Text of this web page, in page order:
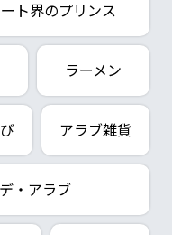
ト界のプリンス
ラーメン
アラブ雑貨
・アラブ